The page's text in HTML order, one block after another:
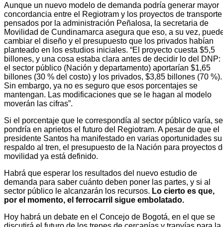
Aunque un nuevo modelo de demanda podría generar mayor
concordancia entre el Regiotram y los proyectos de transporte
pensados por la administración Peñalosa, la secretaria de
Movilidad de Cundinamarca asegura que eso, a su vez,
cambiar el diseño y el presupuesto que los privados habían
planteado en los estudios iniciales. “El proyecto cuesta $5,5
billones, y una cosa estaba clara antes de decidir lo del DNP:
el sector público (Nación y departamento) aportarían $1,65
billones (30 % del costo) y los privados, $3,85 billones (70 %).
Sin embargo, ya no es seguro que esos porcentajes se
mantengan. Las modificaciones que se le hagan al modelo
moverán las cifras”.
Si el porcentaje que le correspondía al sector público varía, se
pondría en aprietos el futuro del Regiotram. A pesar de que el
presidente Santos ha manifestado en varias oportunidades su
respaldo al tren, el presupuesto de la Nación para proyectos
movilidad ya está definido.
Habrá que esperar los resultados del nuevo estudio de
demanda para saber cuánto deben poner las partes, y si al
sector público le alcanzarán los recursos. Lo cierto es que,
por el momento, el ferrocarril sigue embolatado.
Hoy habrá un debate en el Concejo de Bogotá, en el que se